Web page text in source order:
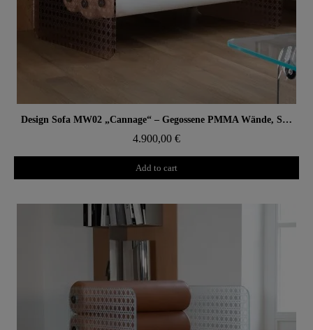
Aperçu rapide Design Sofa MW02 „Cannage“ – Gegossene PMMA Wände, Schaumstoffsitz
4.900,00 €
Add to cart